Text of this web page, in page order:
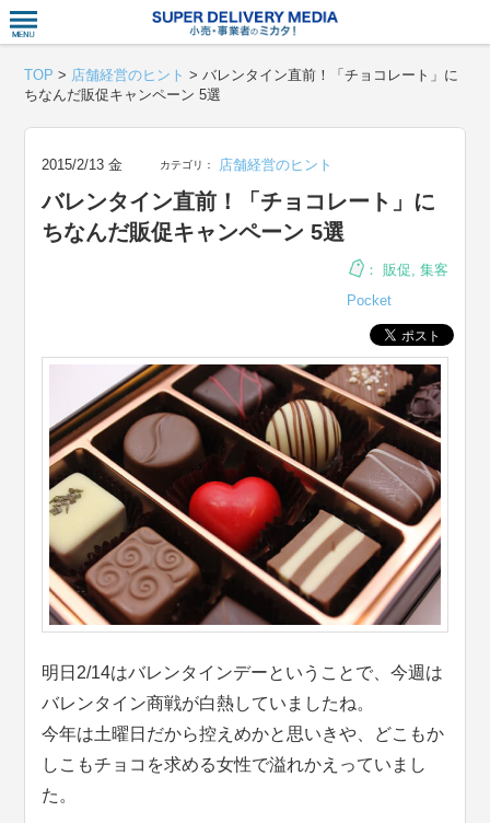
TOP > 店舗経営のヒント >バレンタイン直前！「チョコレート」に
ちなんだ販促キャンペーン 5選
2015/2/13 金 カテゴリ： 店舗経営のヒント
バレンタイン直前！「チョコレート」に
ちなんだ販促キャンペーン 5選
： 販促, 集客
Pocket
明日2/14はバレンタインデーということで、今週は
バレンタイン商戦が白熱していましたね。
今年は土曜日だから控えめかと思いきや、どこもか
しこもチョコを求める女性で溢れかえっていまし
た。